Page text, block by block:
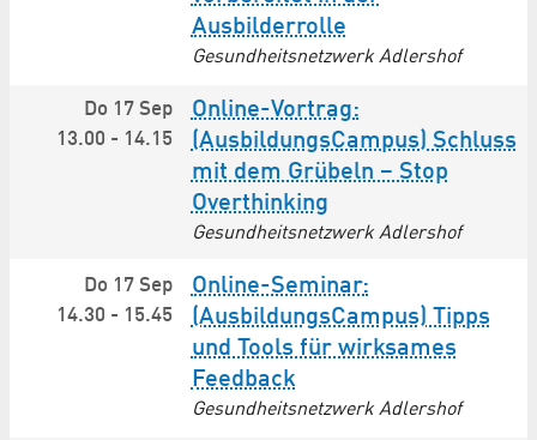
Ausbilderrolle
Gesundheitsnetzwerk Adlershof
Do 17 Sep
13.00 - 14.15
Online-Vortrag:
(AusbildungsCampus) Schluss
mit dem Grübeln – Stop
Overthinking
Gesundheitsnetzwerk Adlershof
Do 17 Sep
14.30 - 15.45
Online-Seminar:
(AusbildungsCampus) Tipps
und Tools für wirksames
Feedback
Gesundheitsnetzwerk Adlershof